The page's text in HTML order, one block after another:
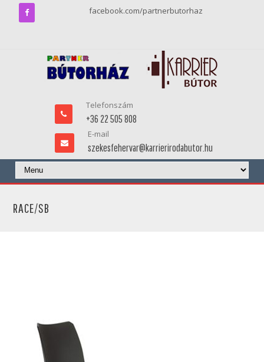
facebook.com/partnerbutorhaz
Telefonszám
+36 22 505 808
E-mail
szekesfehervar@karrierirodabutor.hu
RACE/SB